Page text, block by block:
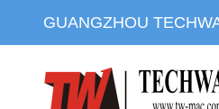
GUANGZHOU